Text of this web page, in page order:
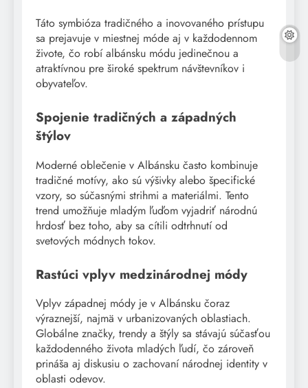
Táto symbióza tradičného a inovovaného prístupu
sa prejavuje v miestnej móde aj v každodennom
živote, čo robí albánsku módu jedinečnou a
atraktívnou pre široké spektrum návštevníkov i
obyvateľov.
Spojenie tradičných a západných
štýlov
Moderné oblečenie v Albánsku často kombinuje
tradičné motívy, ako sú výšivky alebo špecifické
vzory, so súčasnými strihmi a materiálmi. Tento
trend umožňuje mladým ľuďom vyjadriť národnú
hrdosť bez toho, aby sa cítili odtrhnutí od
svetových módnych tokov.
Rastúci vplyv medzinárodnej módy
Vplyv západnej módy je v Albánsku čoraz
výraznejší, najmä v urbanizovaných oblastiach.
Globálne značky, trendy a štýly sa stávajú súčasťou
každodenného života mladých ľudí, čo zároveň
prináša aj diskusiu o zachovaní národnej identity v
oblasti odevov.